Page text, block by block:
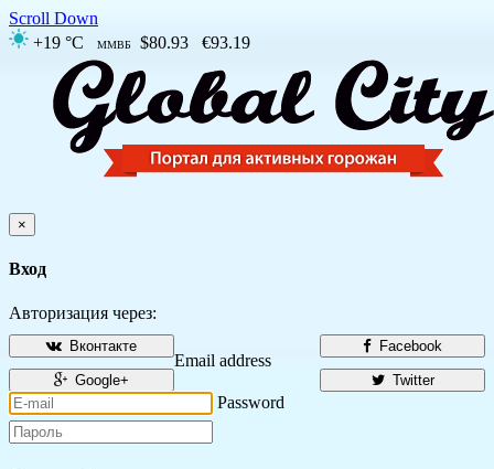
Scroll Down
+19 °C
ММВБ $80.93 €93.19
×
Вход
Авторизация через:
Facebook
Вконтакте
Twitter
Google+
Email address
Password